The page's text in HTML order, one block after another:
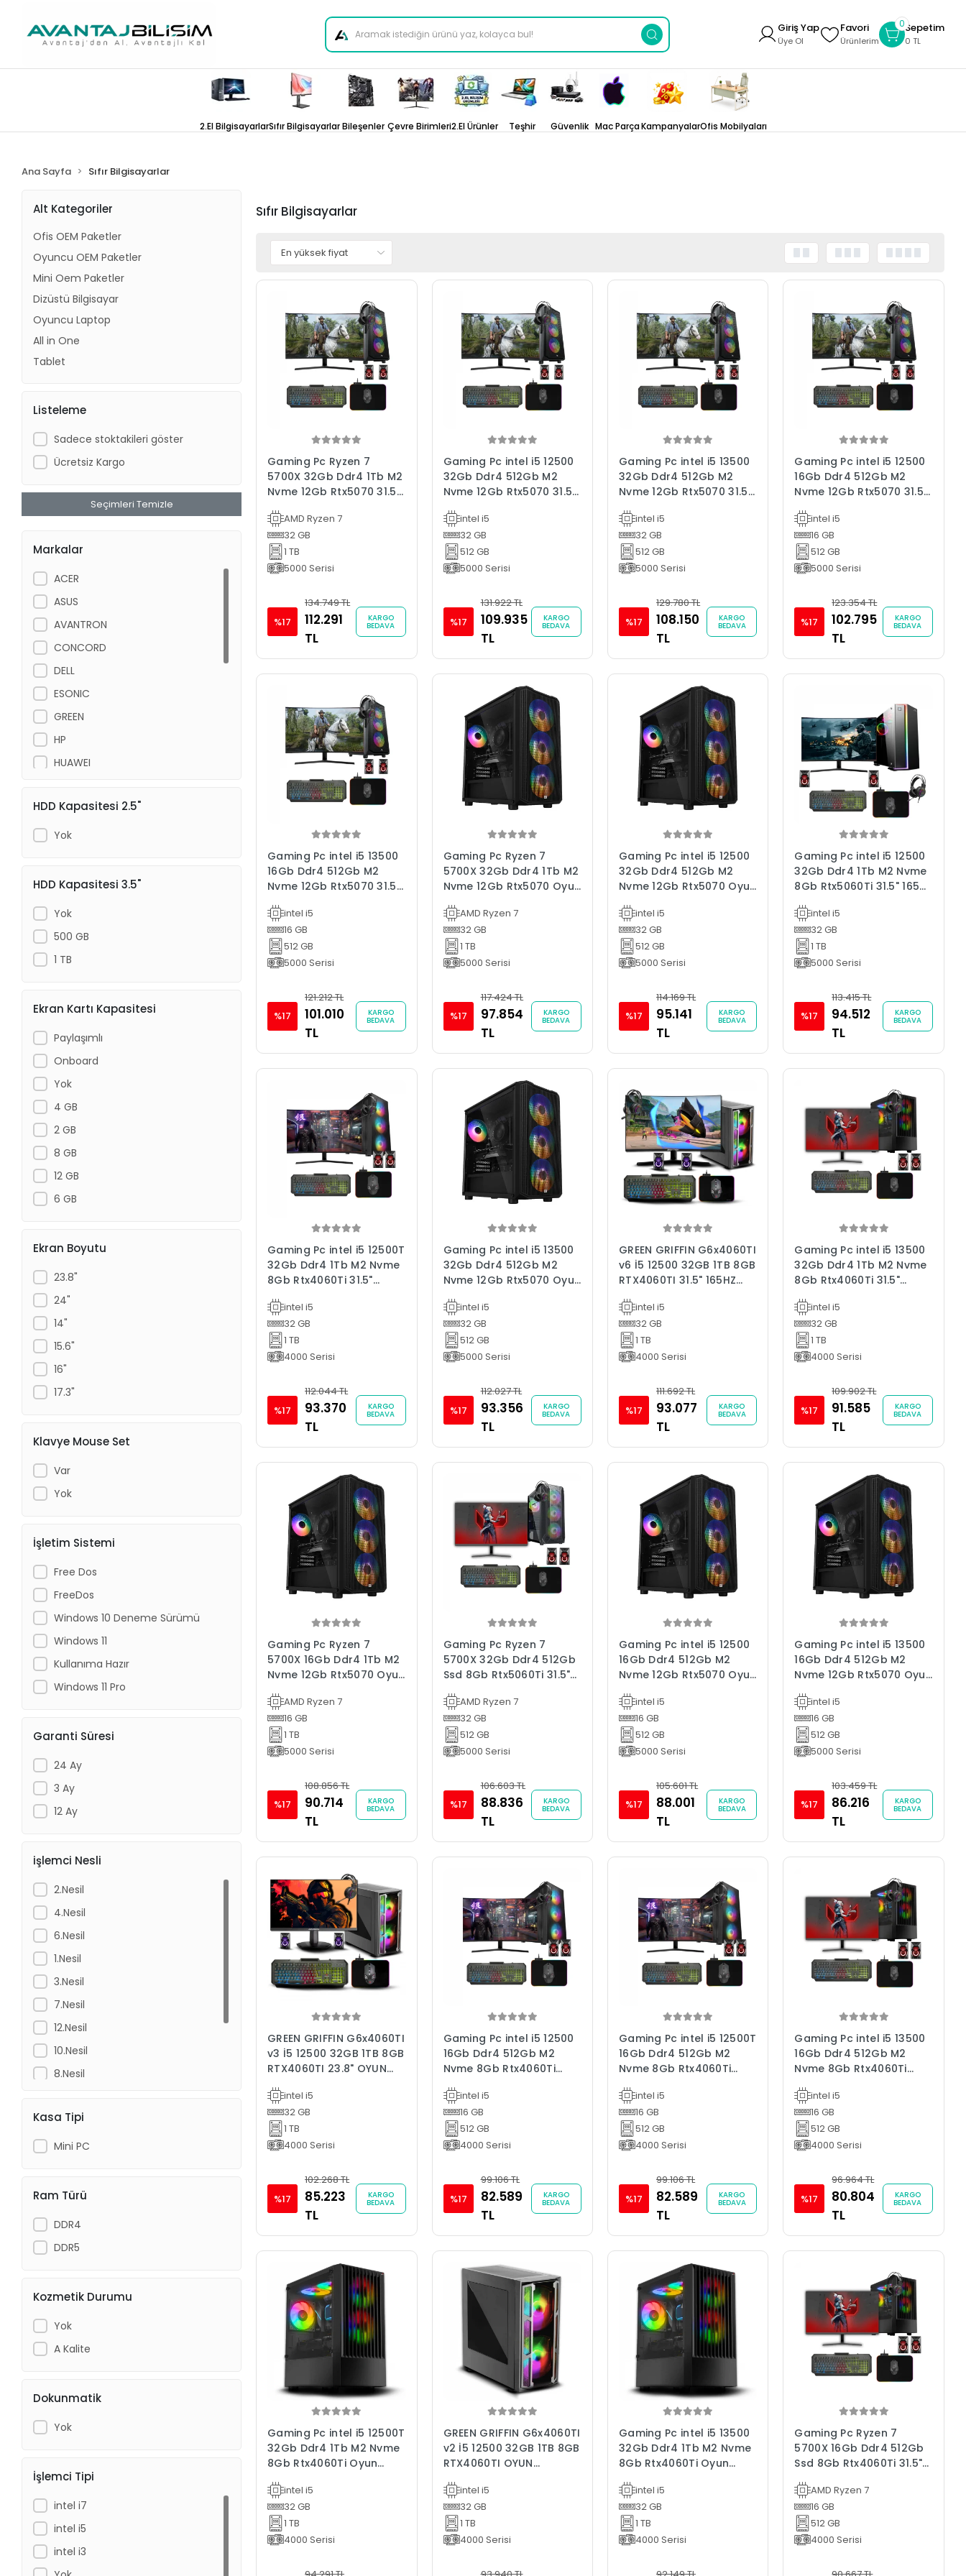
Giriş Yap
Üye Ol
Favori
Ürünlerim
0Sepetim
0 TL
2.El BilgisayarlarSıfır Bilgisayarlar Bileşenler Çevre Birimleri2.El Ürünler Teşhir Güvenlik Mac ParçaKampanyalarOfis Mobilyaları
Ana Sayfa Sıfır Bilgisayarlar
Alt Kategoriler
Ofis OEM Paketler
Oyuncu OEM Paketler
Mini Oem Paketler
Dizüstü Bilgisayar
Oyuncu Laptop
All in One
Tablet
Listeleme
Sadece stoktakileri göster
Ücretsiz Kargo
Seçimleri Temizle
Markalar
ACER
ASUS
AVANTRON
CONCORD
DELL
ESONIC
GREEN
HP
HUAWEI
LENOVO
LIAN LI
MSI
HDD Kapasitesi 2.5"
Yok
HDD Kapasitesi 3.5"
Yok
500 GB
1 TB
Ekran Kartı Kapasitesi
Paylaşımlı
Onboard
Yok
4 GB
2 GB
8 GB
12 GB
6 GB
Ekran Boyutu
23.8"
24"
14"
15.6"
16"
17.3"
Klavye Mouse Set
Var
Yok
İşletim Sistemi
Free Dos
FreeDos
Windows 10 Deneme Sürümü
Windows 11
Kullanıma Hazır
Windows 11 Pro
Garanti Süresi
24 Ay
3 Ay
12 Ay
işlemci Nesli
2.Nesil
4.Nesil
6.Nesil
1.Nesil
3.Nesil
7.Nesil
12.Nesil
10.Nesil
8.Nesil
5.Nesil
13.Nesil
Kasa Tipi
Mini PC
Ram Türü
DDR4
DDR5
Kozmetik Durumu
Yok
A Kalite
Dokunmatik
Yok
İşlemci Tipi
intel i7
intel i5
intel i3
Sıfır Bilgisayarlar
Gaming Pc Ryzen 7
5700X 32Gb Ddr4 1Tb M2
Nvme 12Gb Rtx5070 31.5"
Oyun Bilgisayarı
AMD Ryzen 7
32 GB
1 TB
5000 Serisi
%17
134.749 TL
112.291
TL
KARGO
BEDAVA
Gaming Pc intel i5 12500
32Gb Ddr4 512Gb M2
Nvme 12Gb Rtx5070 31.5"
Oyun Bilgisayarı
intel i5
32 GB
512 GB
5000 Serisi
%17
131.922 TL
109.935
TL
KARGO
BEDAVA
Gaming Pc intel i5 13500
32Gb Ddr4 512Gb M2
Nvme 12Gb Rtx5070 31.5""
Oyun Bilgisayarı
intel i5
32 GB
512 GB
5000 Serisi
%17
129.780 TL
108.150
TL
KARGO
BEDAVA
Gaming Pc intel i5 12500
16Gb Ddr4 512Gb M2
Nvme 12Gb Rtx5070 31.5"
Oyun Bilgisayarı
intel i5
16 GB
512 GB
5000 Serisi
%17
123.354 TL
102.795
TL
KARGO
BEDAVA
Gaming Pc intel i5 13500
16Gb Ddr4 512Gb M2
Nvme 12Gb Rtx5070 31.5"
intel i5
16 GB
512 GB
5000 Serisi
%17
121.212 TL
101.010
TL
KARGO
BEDAVA
Gaming Pc Ryzen 7
5700X 32Gb Ddr4 1Tb M2
Nvme 12Gb Rtx5070 Oyun
AMD Ryzen 7
32 GB
1 TB
5000 Serisi
%17
117.424 TL
97.854
TL
KARGO
BEDAVA
Gaming Pc intel i5 12500
32Gb Ddr4 512Gb M2
Nvme 12Gb Rtx5070 Oyun
intel i5
32 GB
512 GB
5000 Serisi
%17
114.169 TL
95.141
TL
KARGO
BEDAVA
Gaming Pc intel i5 12500
32Gb Ddr4 1Tb M2 Nvme
8Gb Rtx5060Ti 31.5" 165Hz
intel i5
32 GB
1 TB
5000 Serisi
%17
113.415 TL
94.512
TL
KARGO
BEDAVA
Gaming Pc intel i5 12500T
32Gb Ddr4 1Tb M2 Nvme
8Gb Rtx4060Ti 31.5"
165Hz Oyun Bilgisayarı
intel i5
32 GB
1 TB
4000 Serisi
%17
112.044 TL
93.370
TL
KARGO
BEDAVA
Gaming Pc intel i5 13500
32Gb Ddr4 512Gb M2
Nvme 12Gb Rtx5070 Oyun
Bilgisayarı
intel i5
32 GB
512 GB
5000 Serisi
%17
112.027 TL
93.356
TL
KARGO
BEDAVA
GREEN GRIFFIN G6x4060TI
v6 İ5 12500 32GB 1TB 8GB
RTX4060TI 31.5" 165HZ
OYUN BİLGİSAYARI
GAMİNG PC
intel i5
32 GB
1 TB
4000 Serisi
%17
111.692 TL
93.077
TL
KARGO
BEDAVA
Gaming Pc intel i5 13500
32Gb Ddr4 1Tb M2 Nvme
8Gb Rtx4060Ti 31.5"
165Hz Oyun Bilgisayarı
intel i5
32 GB
1 TB
4000 Serisi
%17
109.902 TL
91.585
TL
KARGO
BEDAVA
Gaming Pc Ryzen 7
5700X 16Gb Ddr4 1Tb M2
Nvme 12Gb Rtx5070 Oyun
AMD Ryzen 7
16 GB
1 TB
5000 Serisi
%17
108.856 TL
90.714
TL
KARGO
BEDAVA
Gaming Pc Ryzen 7
5700X 32Gb Ddr4 512Gb
Ssd 8Gb Rtx5060Ti 31.5"
AMD Ryzen 7
32 GB
512 GB
5000 Serisi
%17
106.603 TL
88.836
TL
KARGO
BEDAVA
Gaming Pc intel i5 12500
16Gb Ddr4 512Gb M2
Nvme 12Gb Rtx5070 Oyun
intel i5
16 GB
512 GB
5000 Serisi
%17
105.601 TL
88.001
TL
KARGO
BEDAVA
Gaming Pc intel i5 13500
16Gb Ddr4 512Gb M2
Nvme 12Gb Rtx5070 Oyun
intel i5
16 GB
512 GB
5000 Serisi
%17
103.459 TL
86.216
TL
KARGO
BEDAVA
GREEN GRIFFIN G6x4060TI
v3 İ5 12500 32GB 1TB 8GB
RTX4060TI 23.8" OYUN
BİLGİSAYARI GAMİNG PC
intel i5
32 GB
1 TB
4000 Serisi
%17
102.268 TL
85.223
TL
KARGO
BEDAVA
Gaming Pc intel i5 12500
16Gb Ddr4 512Gb M2
Nvme 8Gb Rtx4060Ti
31.5" 165Hz Oyun
Bilgisayarı
intel i5
16 GB
512 GB
4000 Serisi
%17
99.106 TL
82.589
TL
KARGO
BEDAVA
Gaming Pc intel i5 12500T
16Gb Ddr4 512Gb M2
Nvme 8Gb Rtx4060Ti
31.5" 165Hz Oyun
Bilgisayarı
intel i5
16 GB
512 GB
4000 Serisi
%17
99.106 TL
82.589
TL
KARGO
BEDAVA
Gaming Pc intel i5 13500
16Gb Ddr4 512Gb M2
Nvme 8Gb Rtx4060Ti
31.5" 165Hz Oyun
Bilgisayarı
intel i5
16 GB
512 GB
4000 Serisi
%17
96.964 TL
80.804
TL
KARGO
BEDAVA
Gaming Pc intel i5 12500T
32Gb Ddr4 1Tb M2 Nvme
8Gb Rtx4060Ti Oyun
intel i5
32 GB
1 TB
4000 Serisi
GREEN GRIFFIN G6x4060TI
v2 İ5 12500 32GB 1TB 8GB
RTX4060TI OYUN
intel i5
32 GB
1 TB
4000 Serisi
Gaming Pc intel i5 13500
32Gb Ddr4 1Tb M2 Nvme
8Gb Rtx4060Ti Oyun
intel i5
32 GB
1 TB
4000 Serisi
Gaming Pc Ryzen 7
5700X 16Gb Ddr4 512Gb
Ssd 8Gb Rtx4060Ti 31.5"
AMD Ryzen 7
16 GB
512 GB
4000 Serisi